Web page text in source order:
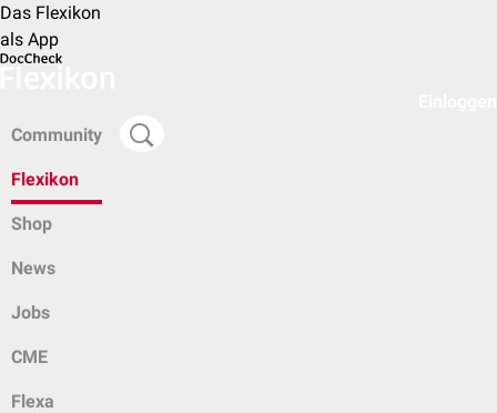
Das Flexikon
als App
Community
Flexikon
Shop
News
Jobs
CME
Flexa